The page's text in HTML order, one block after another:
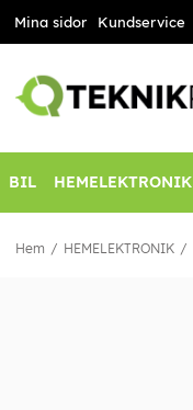
Mina sidor Kundservice
BIL HEMELEKTRONIK
Hem HEMELEKTRONIK